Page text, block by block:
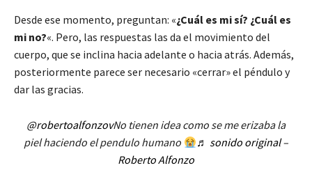
Desde ese momento, preguntan: «¿Cuál es mi sí? ¿Cuál es
mi no?«. Pero, las respuestas las da el movimiento del
cuerpo, que se inclina hacia adelante o hacia atrás. Además,
posteriormente parece ser necesario «cerrar» el péndulo y
dar las gracias.
@robertoalfonzovNo tienen idea como se me erizaba la
piel haciendo el pendulo humano
♬ sonido original –
Roberto Alfonzo